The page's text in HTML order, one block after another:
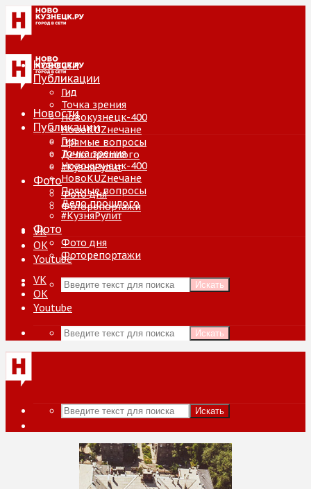
Новости
Публикации
Гид
Точка зрения
Новокузнецк-400
НовоKUZнечане
Прямые вопросы
Дело прошлого
#КузняРулит
Фото
Фото дня
Фоторепортажи
VK
ОК
Youtube
Искать
Новости
Публикации
Гид
Точка зрения
Новокузнецк-400
НовоKUZнечане
Прямые вопросы
Дело прошлого
#КузняРулит
Фото
Фото дня
Фоторепортажи
VK
ОК
Youtube
Искать
Искать